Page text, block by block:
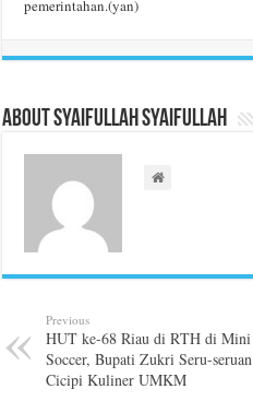
pemerintahan.(yan)
About Syaifullah Syaifullah
Previous
HUT ke-68 Riau di RTH di Mini
Soccer, Bupati Zukri Seru-seruan
Cicipi Kuliner UMKM